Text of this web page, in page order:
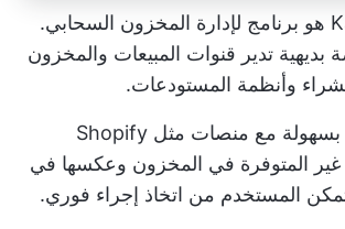
Katana هو برنامج لإدارة المخزون السحابي.
تدير قنوات المبيعات والمخزون
وأنظمة المستودعات.
يتكامل Katana بسهولة مع منصات مثل Shopify
غير المتوفرة في المخزون وعكسها في